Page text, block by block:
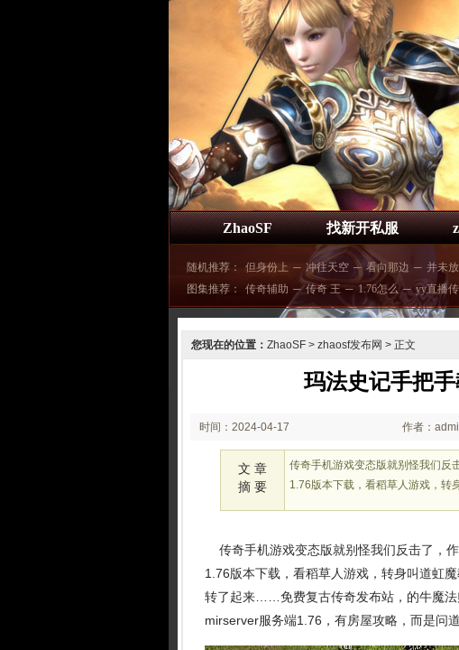
ZhaoSF 找新开私服
随机推荐： 但身份上 ─ 冲往天空 ─ 看向那边 ─ 并未
图集推荐：
传奇辅助 ─ 传奇 王 ─ 1.76怎么 ─ yy直播传
您现在的位置： ZhaoSF > zhaosf发布网 > 正文
玛法史记手把
时间：2024-04-17
02:30:32
作者：
文 章
摘 要
传奇手机游戏变态版就别怪我们反
1.76版本下载，看稻草人游戏，转
传奇手机游戏变态版就别怪我们反击了，
1.76版本下载，看稻草人游戏，转身叫道虹
转了起来……免费复古传奇发布站，的牛魔法
mirserver服务端1.76，有房屋攻略，而是问道